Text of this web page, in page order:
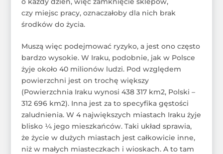
czy miejsc pracy, oznaczałoby dla nich brak
środków do życia.
Muszą więc podejmować ryzyko, a jest ono często
bardzo wysokie. W Iraku, podobnie, jak w Polsce
żyje około 40 milionów ludzi. Pod względem
powierzchni jest on trochę większy
(Powierzchnia Iraku wynosi 438 317 km2, Polski –
312 696 km2). Inna jest za to specyfika gęstości
zaludnienia. W 4 największych miastach Iraku żyje
blisko ¼ jego mieszkańców. Taki układ sprawia,
że życie w dużych miastach jest całkowicie inne,
niż w małych miasteczkach i wioskach. A to tam